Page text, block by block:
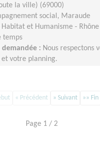
la ville) (69000)
social, Maraude
Habitat et Humanisme - Rhône
temps
: Nous respectons
votre planning.
« Précédent » Suivant »» Fin
Page 1 / 2